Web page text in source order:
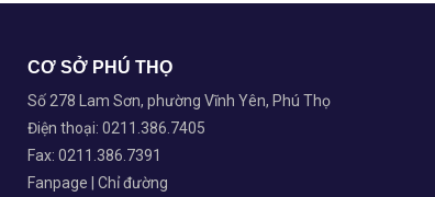
CƠ SỞ PHÚ THỌ
Số 278 Lam Sơn, phường Vĩnh Yên, Phú Thọ
Điện thoại: 0211.386.7405
Fax: 0211.386.7391
Fanpage
Chỉ đường